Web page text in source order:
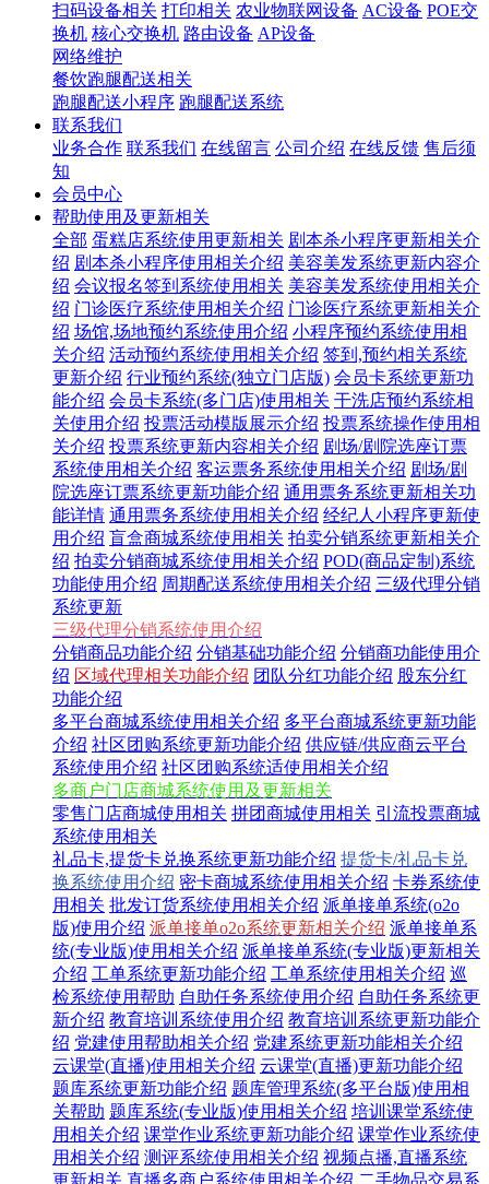
扫码设备相关 打印相关 农业物联网设备 AC设备 POE交
换机 核心交换机 路由设备 AP设备
网络维护
餐饮跑腿配送相关
跑腿配送小程序 跑腿配送系统
联系我们
业务合作 联系我们 在线留言 公司介绍 在线反馈 售后须
知
会员中心
帮助使用及更新相关
全部 蛋糕店系统使用更新相关 剧本杀小程序更新相关介
绍 剧本杀小程序使用相关介绍 美容美发系统更新内容介
绍 会议报名签到系统使用相关 美容美发系统使用相关介
绍 门诊医疗系统使用相关介绍 门诊医疗系统更新相关介
绍 场馆,场地预约系统使用介绍 小程序预约系统使用相
关介绍 活动预约系统使用相关介绍 签到,预约相关系统
更新介绍 行业预约系统(独立门店版) 会员卡系统更新功
能介绍 会员卡系统(多门店)使用相关 干洗店预约系统相
关使用介绍 投票活动模版展示介绍 投票系统操作使用相
关介绍 投票系统更新内容相关介绍 剧场/剧院选座订票
系统使用相关介绍 客运票务系统使用相关介绍 剧场/剧
院选座订票系统更新功能介绍 通用票务系统更新相关功
能详情 通用票务系统使用相关介绍 经纪人小程序更新使
用介绍 盲盒商城系统使用相关 拍卖分销系统更新相关介
绍 拍卖分销商城系统使用相关介绍 POD(商品定制)系统
功能使用介绍 周期配送系统使用相关介绍 三级代理分销
系统更新
三级代理分销系统使用介绍
分销商品功能介绍 分销基础功能介绍 分销商功能使用介
绍 区域代理相关功能介绍 团队分红功能介绍 股东分红
功能介绍
多平台商城系统使用相关介绍 多平台商城系统更新功能
介绍 社区团购系统更新功能介绍 供应链/供应商云平台
系统使用介绍 社区团购系统适使用相关介绍
多商户门店商城系统使用及更新相关
零售门店商城使用相关 拼团商城使用相关 引流投票商城
系统使用相关
礼品卡,提货卡兑换系统更新功能介绍 提货卡/礼品卡兑
换系统使用介绍 密卡商城系统使用相关介绍 卡券系统使
用相关 批发订货系统使用相关介绍 派单接单系统(o2o
版)使用介绍 派单接单o2o系统更新相关介绍 派单接单系
统(专业版)使用相关介绍 派单接单系统(专业版)更新相关
介绍 工单系统更新功能介绍 工单系统使用相关介绍 巡
检系统使用帮助 自助任务系统使用介绍 自助任务系统更
新介绍 教育培训系统使用介绍 教育培训系统更新功能介
绍 党建使用帮助相关介绍 党建系统更新功能相关介绍
云课堂(直播)使用相关介绍 云课堂(直播)更新功能介绍
题库系统更新功能介绍 题库管理系统(多平台版)使用相
关帮助 题库系统(专业版)使用相关介绍 培训课堂系统使
用相关介绍 课堂作业系统更新功能介绍 课堂作业系统使
用相关介绍 测评系统使用相关介绍 视频点播,直播系统
更新相关 直播多商户系统使用相关介绍 二手物品交易系